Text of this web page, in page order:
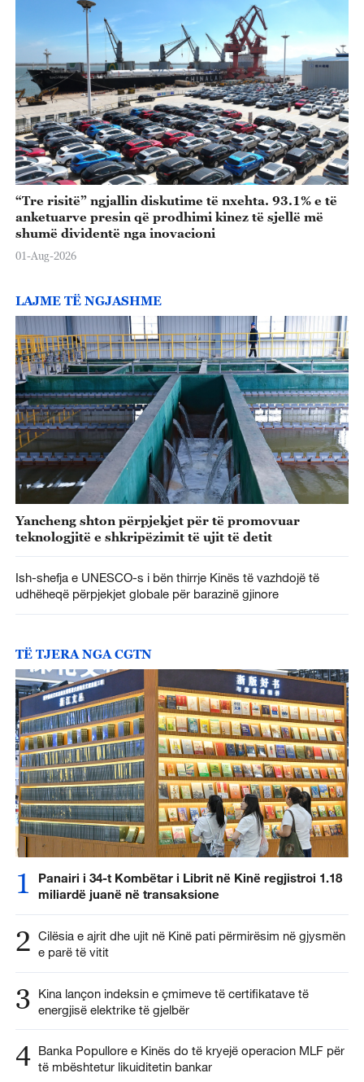
“Tre risitë” ngjallin diskutime të nxehta. 93.1% e të
anketuarve presin që prodhimi kinez të sjellë më
shumë dividentë nga inovacioni
01-Aug-2026
LAJME TË NGJASHME
Yancheng shton përpjekjet për të promovuar
teknologjitë e shkripëzimit të ujit të detit
Ish-shefja e UNESCO-s i bën thirrje Kinës të vazhdojë të
udhëheqë përpjekjet globale për barazinë gjinore
TË TJERA NGA CGTN
1
Panairi i 34-t Kombëtar i Librit në Kinë regjistroi 1.18
miliardë juanë në transaksione
2 Cilësia e ajrit dhe ujit në Kinë pati përmirësim në gjysmën
e parë të vitit
3
Kina lançon indeksin e çmimeve të certifikatave të
energjisë elektrike të gjelbër
4 Banka Popullore e Kinës do të kryejë operacion MLF për
të mbështetur likuiditetin bankar